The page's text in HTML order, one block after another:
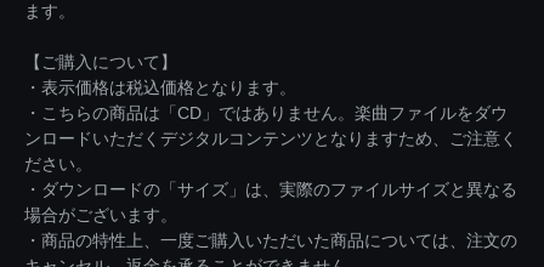
ます。
【ご購入について】
・表示価格は税込価格となります。
・こちらの商品は「CD」ではありません。楽曲ファイルをダウ
ンロードいただくデジタルコンテンツとなりますため、ご注意く
ださい。
・ダウンロードの「サイズ」は、実際のファイルサイズと異なる
場合がございます。
・商品の特性上、一度ご購入いただいた商品については、注文の